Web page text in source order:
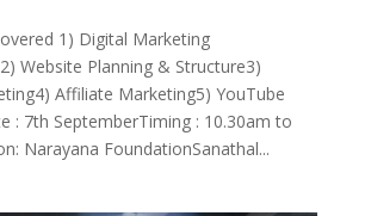
1) Digital Marketing
Website Planning & Structure3)
Affiliate Marketing5) YouTube
: 7th SeptemberTiming : 10.30am to
Narayana FoundationSanathal...